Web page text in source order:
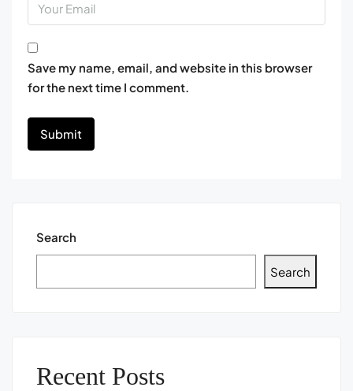
Save my name, email, and website in this browser
for the next time I comment.
Search
Search
Recent Posts